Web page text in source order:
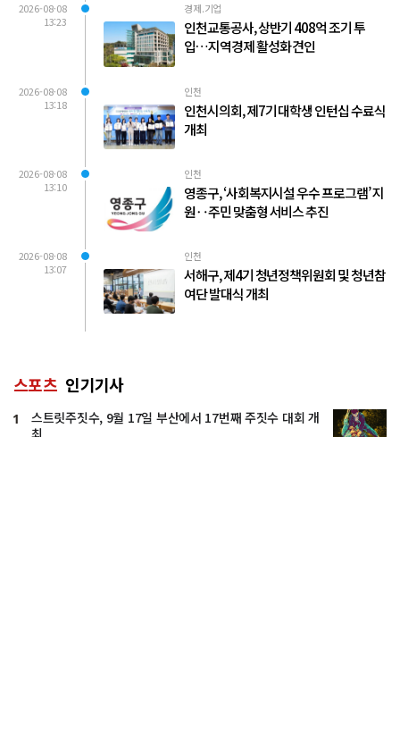
2026-08-08
13:23
경제.기업
인천교통공사, 상반기 408억 조기 투
입…지역경제 활성화 견인
2026-08-08
13:18
인천
인천시의회, 제7기 대학생 인턴십 수료식
개최
2026-08-08
13:10
인천
영종구, ‘사회복지시설 우수 프로그램’ 지
원‥주민 맞춤형 서비스 추진
2026-08-08
13:07
인천
서해구, 제4기 청년정책위원회 및 청년참
여단 발대식 개최
스포츠 인기기사
1
스트릿주짓수, 9월 17일 부산에서 17번째 주짓수 대회 개
최